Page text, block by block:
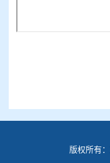
版权所有：